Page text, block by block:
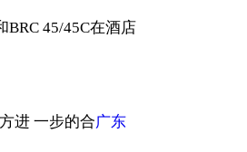
45/45C在酒店
进 一步的合广东